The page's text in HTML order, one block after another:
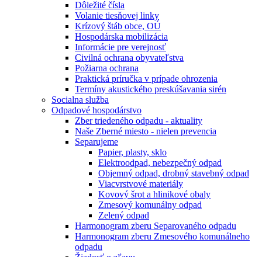
Dôležité čísla
Volanie tiesňovej linky
Krízový štáb obce, OÚ
Hospodárska mobilizácia
Informácie pre verejnosť
Civilná ochrana obyvateľstva
Požiarna ochrana
Praktická príručka v prípade ohrozenia
Termíny akustického preskúšavania sirén
Socialna služba
Odpadové hospodárstvo
Zber triedeného odpadu - aktuality
Naše Zberné miesto - nielen prevencia
Separujeme
Papier, plasty, sklo
Elektroodpad, nebezpečný odpad
Objemný odpad, drobný stavebný odpad
Viacvrstvové materiály
Kovový šrot a hlinikové obaly
Zmesový komunálny odpad
Zelený odpad
Harmonogram zberu Separovaného odpadu
Harmonogram zberu Zmesového komunálneho
odpadu